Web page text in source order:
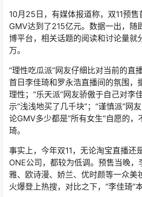
10月25日，有媒体报道称，双11预
GMV达到了215亿元。数据一出，随
博平台，相关话题的阅读和讨论量就
万。
“理性吃瓜派”网友仔细比对当前的直
首日李佳琦和罗永浩直播间的氛围，
理性；“乐天派”网友骄傲于自己对李
示“浅浅地买了几千块”；“谨慎派”网
论GMV多少都是“所有女生”自愿的，
琦。
事实上，今年双11，无论淘宝直播还
ONE公司，都较为低调。预售当晚，
雅、欧诗漫、娇兰、优时颜等一众美
火爆登上热搜，对比之下，“李佳琦”